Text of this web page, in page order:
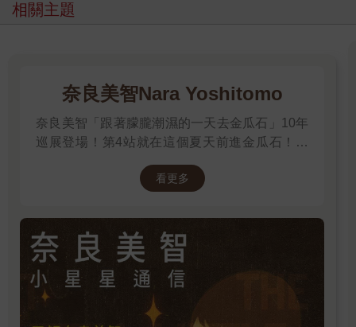
相關主題
奈良美智Nara Yoshitomo
奈良美智「跟著朦朧潮濕的一天去金瓜石」10年
巡展登場！第4站就在這個夏天前進金瓜石！展
看更多